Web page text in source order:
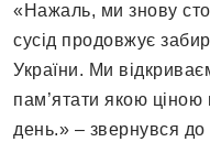
«Нажаль, ми знову
сусід продовжує
України. Ми
пам’ятати якою
день.» – звернувся до